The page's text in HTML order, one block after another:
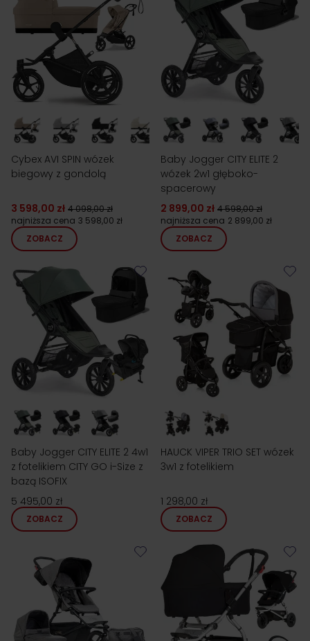
Cybex AVI SPIN wózek
biegowy z gondolą
3 598,00 zł 4 098,00 zł
najniższa cena 3 598,00 zł
ZOBACZ
Baby Jogger CITY ELITE 2
wózek 2w1 głęboko-
spacerowy
2 899,00 zł 4 598,00 zł
najniższa cena 2 899,00 zł
ZOBACZ
Baby Jogger CITY ELITE 2 4w1
z fotelikiem CITY GO i-Size z
bazą ISOFIX
5 495,00 zł
ZOBACZ
HAUCK VIPER TRIO SET wózek
3w1 z fotelikiem
1 298,00 zł
ZOBACZ